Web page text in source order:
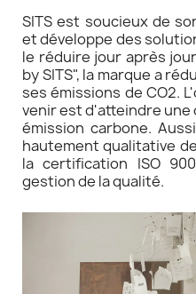
SITS est soucieux de
et développe des
le réduire jour après
by SITS", la marque a
ses émissions de CO2.
venir est d'atteindre
émission carbone.
hautement qualitative
la certification ISO
gestion de la qualité.